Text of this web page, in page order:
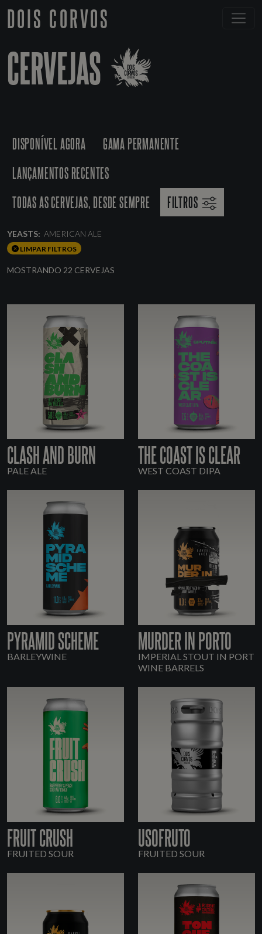
DOIS CORVOS
CERVEJAS
DISPONÍVEL AGORA
GAMA PERMANENTE
LANÇAMENTOS RECENTES
TODAS AS CERVEJAS, DESDE SEMPRE
FILTROS
YEASTS: AMERICAN ALE
LIMPAR FILTROS
MOSTRANDO 22 CERVEJAS
CLASH AND BURN
PALE ALE
THE COAST IS CLEAR
WEST COAST DIPA
PYRAMID SCHEME
BARLEYWINE
MURDER IN PORTO
IMPERIAL STOUT IN PORT
WINE BARRELS
FRUIT CRUSH
FRUITED SOUR
USOFRUTO
FRUITED SOUR